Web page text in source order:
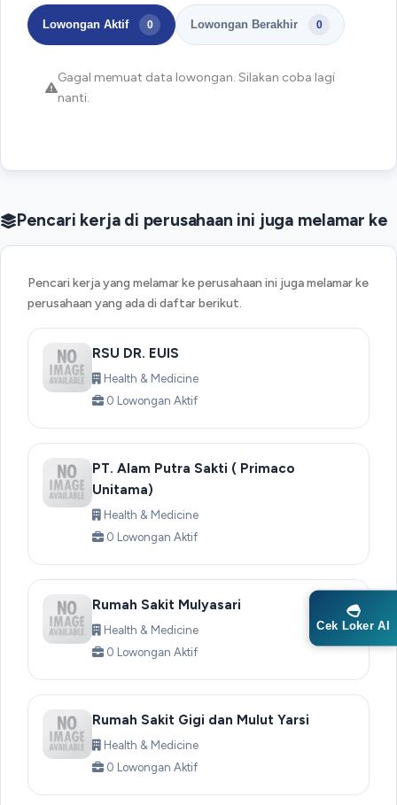
Lowongan Aktif 0 Lowongan Berakhir 0
Gagal memuat data lowongan. Silakan coba lagi
nanti.
Pencari kerja di perusahaan ini juga melamar ke
Pencari kerja yang melamar ke perusahaan ini juga melamar ke
perusahaan yang ada di daftar berikut.
RSU DR. EUIS
Health & Medicine
0 Lowongan Aktif
PT. Alam Putra Sakti ( Primaco
Unitama)
Health & Medicine
0 Lowongan Aktif
Rumah Sakit Mulyasari
Health & Medicine
0 Lowongan Aktif
Rumah Sakit Gigi dan Mulut Yarsi
Health & Medicine
0 Lowongan Aktif
Cek Loker AI